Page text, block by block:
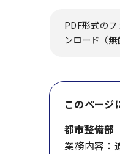
PDF形式の
ンロード（無
このページ
都市整備
業務内容：